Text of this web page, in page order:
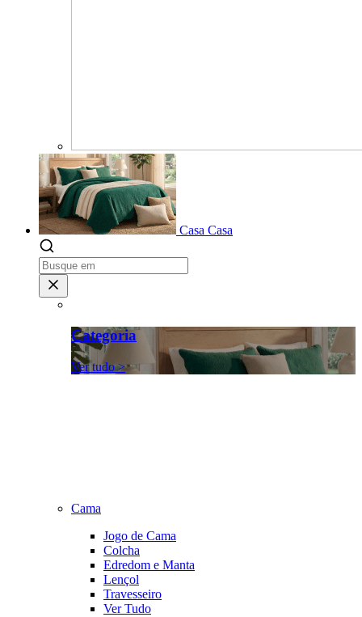
Casa Casa
Categoria
Ver tudo >
Cama
Jogo de Cama
Colcha
Edredom e Manta
Lençol
Travesseiro
Ver Tudo